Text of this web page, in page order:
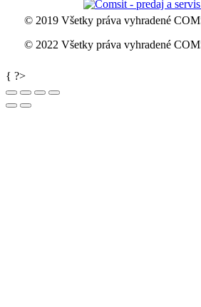
© 2019 Všetky práva vyhradené
© 2022 Všetky práva vyhradené
Go
to
Top
{ ?>